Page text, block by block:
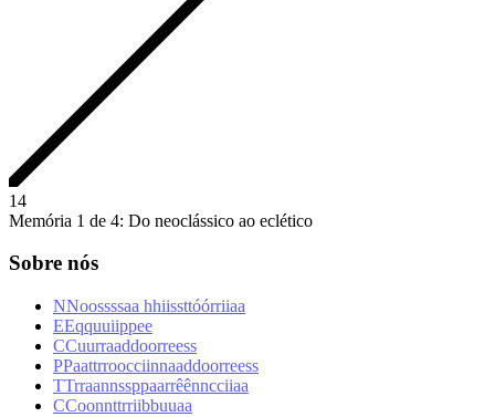
14
Memória 1 de 4: Do neoclássico ao eclético
Sobre nós
NNoossssaa hhiissttóórriiaa
EEqquuiippee
CCuurraaddoorreess
PPaattrroocciinnaaddoorreess
TTrraannssppaarrêênncciiaa
CCoonnttrriibbuuaa